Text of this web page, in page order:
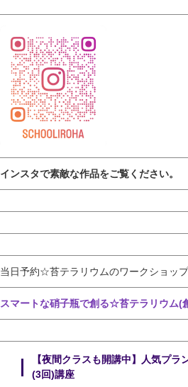
インスタで素敵な作品をご覧ください。
当日予約☆苔テラリウムのワークショッ
スマートな硝子瓶で創る☆苔テラリウム(
【夜間クラスも開講中】人気プ
(3回)講座